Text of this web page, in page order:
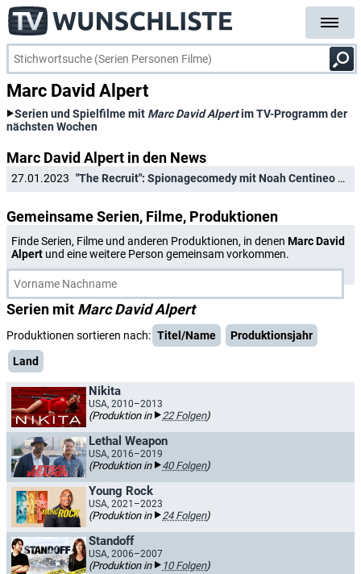
Marc David Alpert
Serien und Spielfilme mit Marc David Alpertim TV-Programm der
nächsten Wochen
Marc David Alpert in den News
27.01.2023 "The Recruit": Spionagecomedy mit Noah Centineo erhält zweite Staffel
Gemeinsame Serien, Filme, Produktionen
Finde Serien, Filme und anderen Produktionen, in denen Marc David
Alpert und eine weitere Person gemeinsam vorkommen.
Serien mit Marc David Alpert
Produktionen sortieren nach: Titel/Name
Produktionsjahr
Land
Nikita
USA, 2010–2013
(Produktion in 22 Folgen)
Lethal Weapon
USA, 2016–2019
(Produktion in 40 Folgen)
Young Rock
USA, 2021–2023
(Produktion in 24 Folgen)
Standoff
USA, 2006–2007
(Produktion in 10 Folgen)